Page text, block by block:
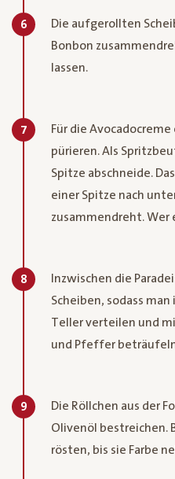
6
Die aufgerollten
Bonbon
lassen.
7
Für die
pürieren. Als
Spitze abschneide.
einer Spitze nach
zusammendreht.
8
Inzwischen die
Scheiben, sodass
Teller verteilen und
und Pfeffer
9
Die Röllchen aus der
Olivenöl bestreichen.
rösten, bis sie Farbe